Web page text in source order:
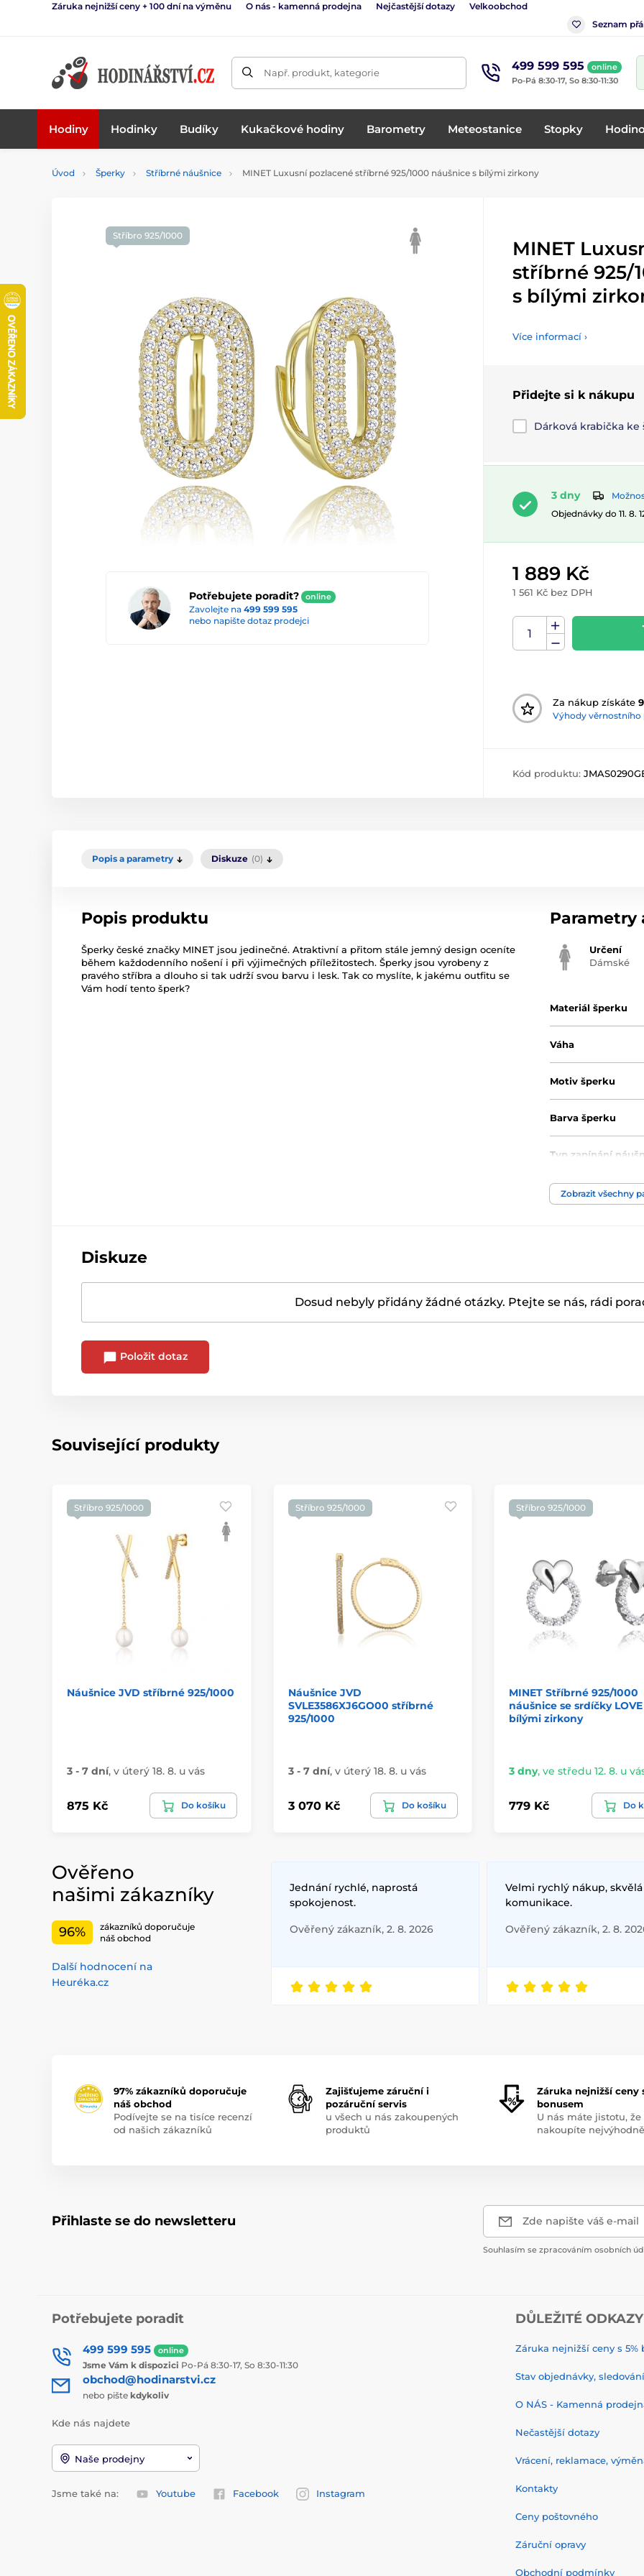
Záruka nejnižší ceny + 100 dní na výměnu O nás - kamenná prodejna Nejčastější dotazy Velkoobchod
Seznam
Např. produkt, kategorie 499 599 595
online
Po-Pá 8:30-17, So 8:30-11:30
Hodiny Hodinky Budíky Kukačkové hodiny Barometry Meteostanice Stopky
Úvod Šperky Stříbrné náušnice MINET Luxusní pozlacené stříbrné 925/1000 náušnice s bílými zirkony
Potřebujete poradit? online
Zavolejte na 499 599 595
nebo napište dotaz prodejci
Stříbro 925/1000
MINET
stříbrné 925/
s bílými
Více informací ›
Přidejte si k nákupu
Dárková krabička ke
3 dny
Objednávky do 11. 8.
1 889 Kč
1 561 Kč bez DPH
Za nákup získáte
Výhody věrnostního
Kód produktu:
Popis a parametry Diskuze (0)
Popis produktu
Šperky české značky MINET jsou jedinečné. Atraktivní a přitom stále jemný design oceníte
během každodenního nošení i při výjimečných příležitostech. Šperky jsou vyrobeny z
pravého stříbra a dlouho si tak udrží svou barvu i lesk. Tak co myslíte, k jakému outfitu se
Vám hodí tento šperk?
Parametry
Určení
Dámské
Materiál šperku
Váha
Motiv šperku
Barva šperku
Typ zapínání
Barva kamene
Zobrazit všechny
Diskuze
Dosud nebyly přidány žádné otázky. Ptejte se nás, rádi
Položit dotaz
Související produkty
Stříbro 925/1000
Náušnice JVD stříbrné 925/1000
3 - 7 dní, v úterý 18. 8. u vás
875 Kč Do košíku
Stříbro 925/1000
Náušnice JVD
SVLE3586XJ6GO00 stříbrné
925/1000
3 - 7 dní, v úterý 18. 8. u vás
3 070 Kč Do košíku
Stříbro 925/1000
MINET Stříbrné 925/1000
náušnice se srdíčky LOVE
bílými zirkony
3 dny, ve středu 12. 8. u
779 Kč Do
Ověřeno
našimi zákazníky
96%
zákazníků doporučuje
náš obchod
Další hodnocení na
Heuréka.cz
Jednání rychlé, naprostá
spokojenost.
Ověřený zákazník, 2. 8. 2026
Velmi rychlý nákup, skvělá
komunikace.
Ověřený zákazník, 2. 8.
97% zákazníků doporučuje
náš obchod
Podívejte se na tisíce recenzí
od našich zákazníků
Zajišťujeme záruční i
pozáruční servis
u všech u nás zakoupených
produktů
Záruka nejnižší ceny
bonusem
U nás máte jistotu, že
nakoupíte
Přihlaste se do newsletteru Zde napište váš e-mail
Souhlasím se zpracováním osobních
Potřebujete poradit
499 599 595 online
Jsme Vám k dispozici Po-Pá 8:30-17, So 8:30-11:30
obchod@hodinarstvi.cz
nebo pište kdykoliv
Kde nás najdete
Naše prodejny
Jsme také na: Youtube Facebook Instagram
DŮLEŽITÉ ODKAZY
Záruka nejnižší ceny s 5%
Stav objednávky,
O NÁS - Kamenná
Nečastější dotazy
Vrácení, reklamace,
Kontakty
Ceny poštovného
Záruční opravy
Obchodní podmínky